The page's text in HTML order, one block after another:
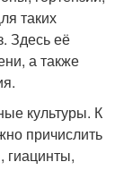
таких
Здесь её
а также
культуры. К
причислить
гиацинты,